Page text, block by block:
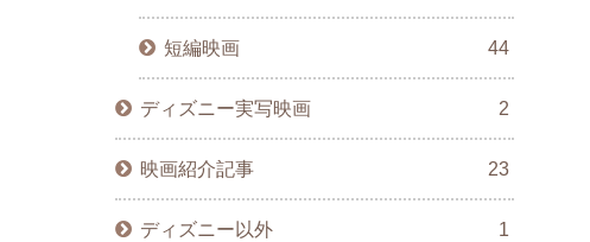
短編映画 44
ディズニー実写映画 2
映画紹介記事 23
ディズニー以外 1